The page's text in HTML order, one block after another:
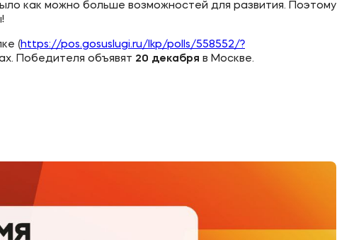
как можно больше возможностей для развития. Поэтому
(https://pos.gosuslugi.ru/lkp/polls/558552/?
Победителя объявят 20 декабря в Москве.